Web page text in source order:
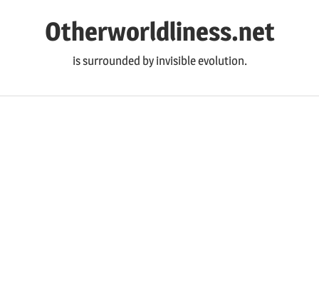
ツ
Otherworldliness.net
is surrounded by invisible evolution.